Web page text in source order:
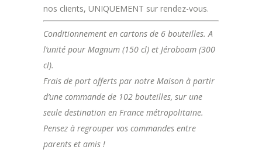
nos clients, UNIQUEMENT sur rendez-vous.
Conditionnement en cartons de 6 bouteilles. A
l’unité pour Magnum (150 cl) et Jéroboam (300
cl).
Frais de port offerts par notre Maison à partir
d’une commande de 102 bouteilles, sur une
seule destination en France métropolitaine.
Pensez à regrouper vos commandes entre
parents et amis !